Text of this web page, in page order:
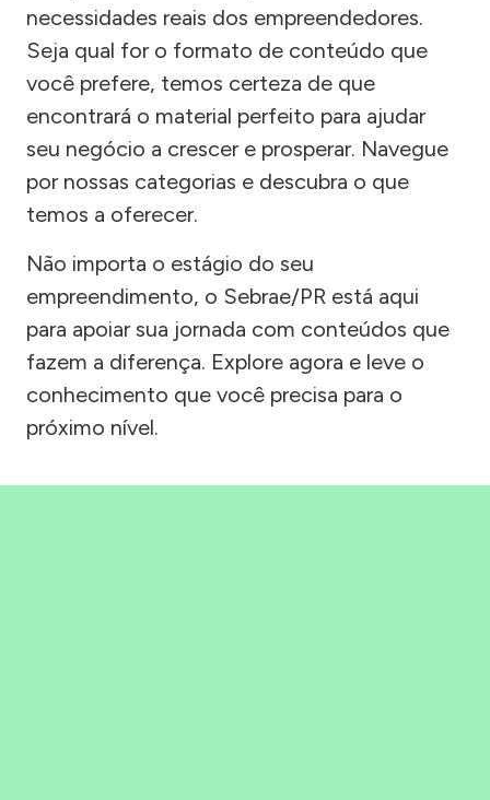
necessidades reais dos empreendedores.
Seja qual for o formato de conteúdo que
você prefere, temos certeza de que
encontrará o material perfeito para ajudar
seu negócio a crescer e prosperar. Navegue
por nossas categorias e descubra o que
temos a oferecer.
Não importa o estágio do seu
empreendimento, o Sebrae/PR está aqui
para apoiar sua jornada com conteúdos que
fazem a diferença. Explore agora e leve o
conhecimento que você precisa para o
próximo nível.